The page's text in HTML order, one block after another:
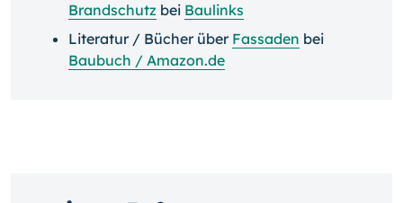
Brandschutz bei Baulinks
Literatur / Bücher über Fassaden bei
Baubuch / Amazon.de